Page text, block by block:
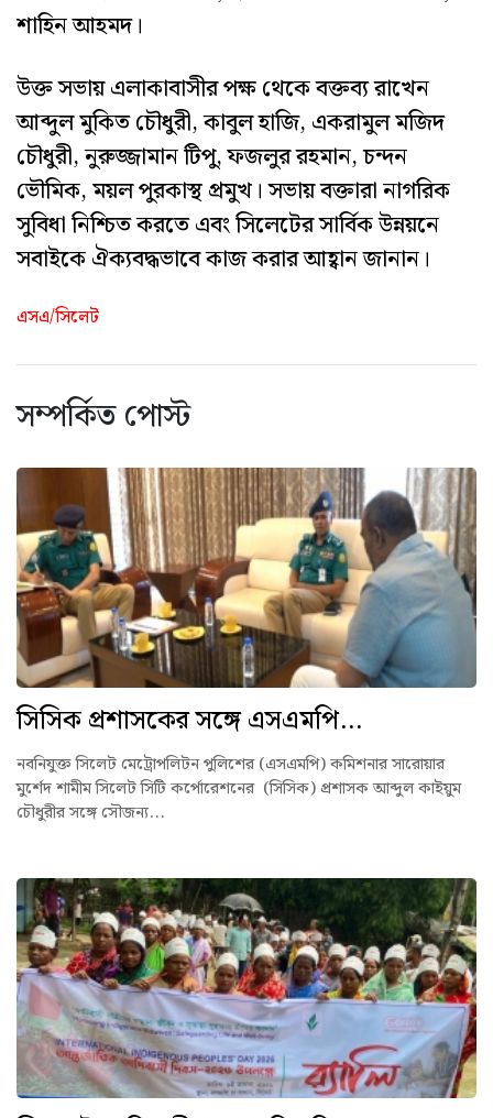
শাহিন আহমদ।
উক্ত সভায় এলাকাবাসীর পক্ষ থেকে বক্তব্য রাখেন
আব্দুল মুকিত চৌধুরী, কাবুল হাজি, একরামুল মজিদ
চৌধুরী, নুরুজ্জামান টিপু, ফজলুর রহমান, চন্দন
ভৌমিক, ময়ল পুরকাস্থ প্রমুখ। সভায় বক্তারা নাগরিক
সুবিধা নিশ্চিত করতে এবং সিলেটের সার্বিক উন্নয়নে
সবাইকে ঐক্যবদ্ধভাবে কাজ করার আহ্বান জানান।
এসএ/সিলেট
সম্পর্কিত পোস্ট
সিসিক প্রশাসকের সঙ্গে এসএমপি...
নবনিযুক্ত সিলেট মেট্রোপলিটন পুলিশের (এসএমপি) কমিশনার সারোয়ার
মুর্শেদ শামীম সিলেট সিটি কর্পোরেশনের (সিসিক) প্রশাসক আব্দুল কাইয়ুম
চৌধুরীর সঙ্গে সৌজন্য...